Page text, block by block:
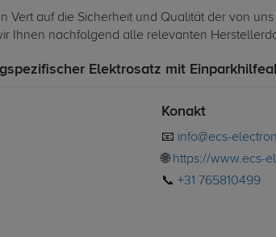
auf die Sicherheit und Qualität der von
Ihnen nachfolgend alle relevanten
Elektrosatz mit
Konakt
📧 info@ecs-
🌐 https://www.ecs-
📞 +31 765810499